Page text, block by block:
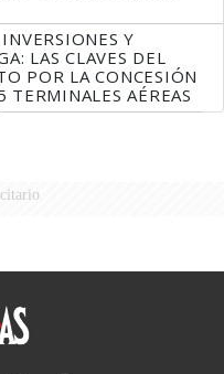
Y
LAS CLAVES DEL
POR LA CONCESIÓN
TERMINALES AÉREAS